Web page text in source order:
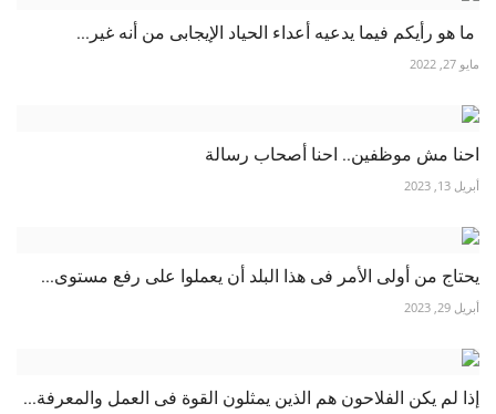
ما هو رأيكم فيما يدعيه أعداء الحياد الإيجابى من أنه غير...
مايو 27, 2022
احنا مش موظفين.. احنا أصحاب رسالة
أبريل 13, 2023
يحتاج من أولى الأمر فى هذا البلد أن يعملوا على رفع مستوى...
أبريل 29, 2023
إذا لم يكن الفلاحون هم الذين يمثلون القوة فى العمل والمعرفة...